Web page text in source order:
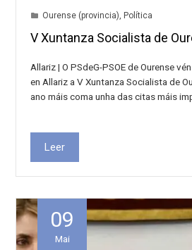
Ourense (provincia), Política
V Xuntanza Socialista de
Allariz | O PSdeG-PSOE de Ourense
en Allariz a V Xuntanza Socialista de
ano máis coma unha das citas máis
Leer
09
Mai